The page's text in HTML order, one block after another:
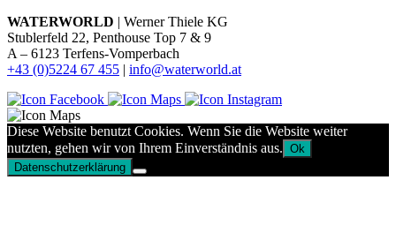
WATERWORLD | Werner Thiele KG
Stublerfeld 22, Penthouse Top 7 & 9
A – 6123 Terfens-Vomperbach
+43 (0)5224 67 455 | info@waterworld.at
Diese Website benutzt Cookies. Wenn Sie die Website weiter
nutzten, gehen wir von Ihrem Einverständnis aus. Ok
Datenschutzerklärung